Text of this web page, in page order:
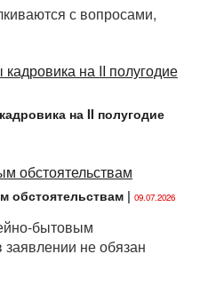
с вопросами,
на II полугодие
обстоятельствам | 09.07.2026
бытовым
заявлении не обязан